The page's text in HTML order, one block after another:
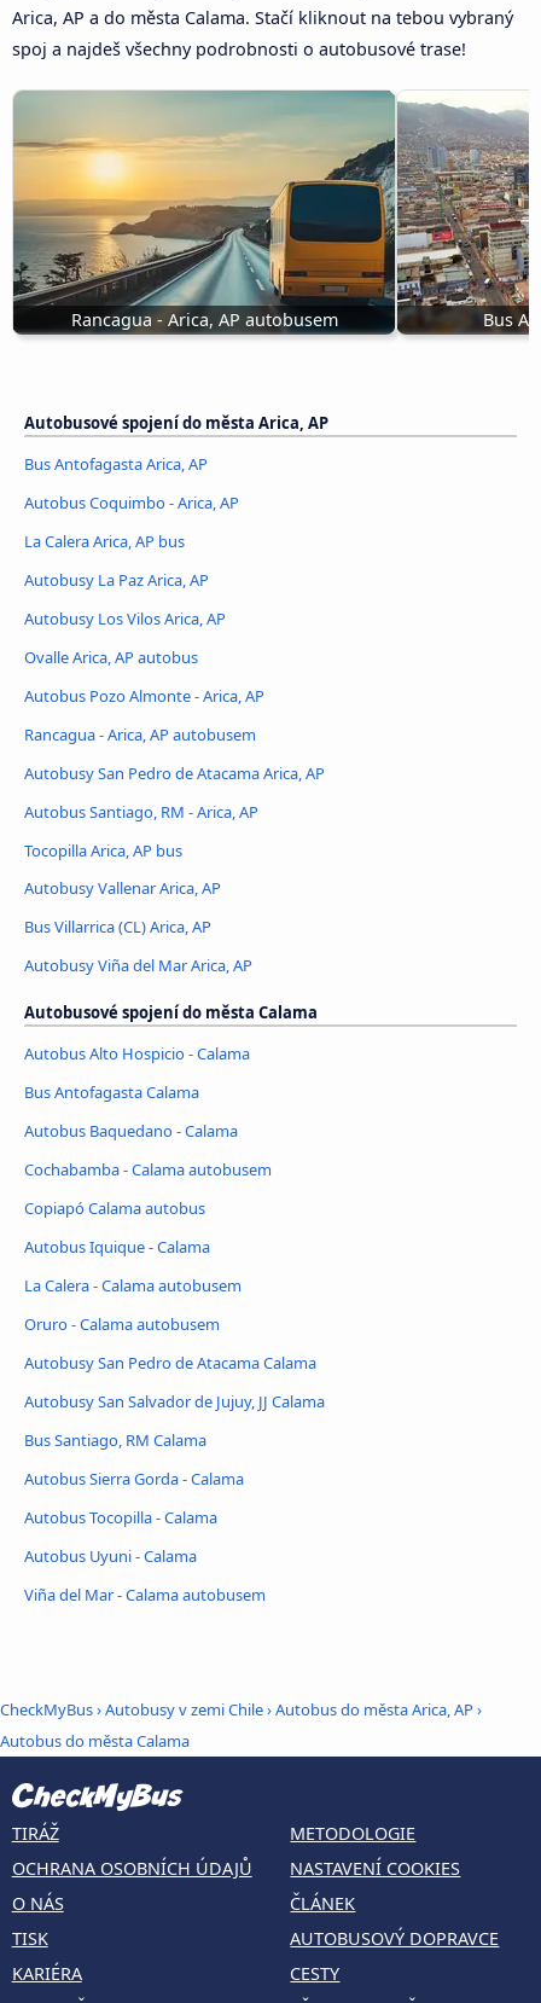
Arica, AP a do města Calama. Stačí kliknout na tebou vybraný
spoj a najdeš všechny podrobnosti o autobusové trase!
Rancagua - Arica, AP autobusem Bus
Autobusové spojení do města Arica, AP
Bus Antofagasta Arica, AP
Autobus Coquimbo - Arica, AP
La Calera Arica, AP bus
Autobusy La Paz Arica, AP
Autobusy Los Vilos Arica, AP
Ovalle Arica, AP autobus
Autobus Pozo Almonte - Arica, AP
Rancagua - Arica, AP autobusem
Autobusy San Pedro de Atacama Arica, AP
Autobus Santiago, RM - Arica, AP
Tocopilla Arica, AP bus
Autobusy Vallenar Arica, AP
Bus Villarrica (CL) Arica, AP
Autobusy Viña del Mar Arica, AP
Autobusové spojení do města Calama
Autobus Alto Hospicio - Calama
Bus Antofagasta Calama
Autobus Baquedano - Calama
Cochabamba - Calama autobusem
Copiapó Calama autobus
Autobus Iquique - Calama
La Calera - Calama autobusem
Oruro - Calama autobusem
Autobusy San Pedro de Atacama Calama
Autobusy San Salvador de Jujuy, JJ Calama
Bus Santiago, RM Calama
Autobus Sierra Gorda - Calama
Autobus Tocopilla - Calama
Autobus Uyuni - Calama
Viña del Mar - Calama autobusem
CheckMyBus›Autobusy v zemi Chile›Autobus do města Arica, AP›
Autobus do města Calama
TIRÁŽ
OCHRANA OSOBNÍCH ÚDAJŮ
O NÁS
TISK
KARIÉRA
METODOLOGIE
NASTAVENÍ COOKIES
ČLÁNEK
AUTOBUSOVÝ DOPRAVCE
CESTY